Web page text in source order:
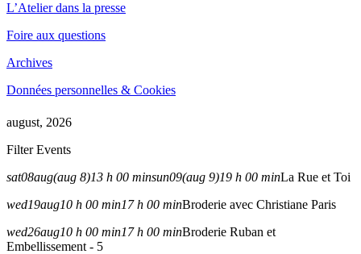
L’Atelier dans la presse
Foire aux questions
Archives
Données personnelles & Cookies
august, 2026
Filter Events
sat08aug(aug 8)13 h 00 minsun09(aug 9)19 h 00 minLa Rue et Toi
wed19aug10 h 00 min17 h 00 minBroderie avec Christiane Paris
wed26aug10 h 00 min17 h 00 minBroderie Ruban et
Embellissement - 5